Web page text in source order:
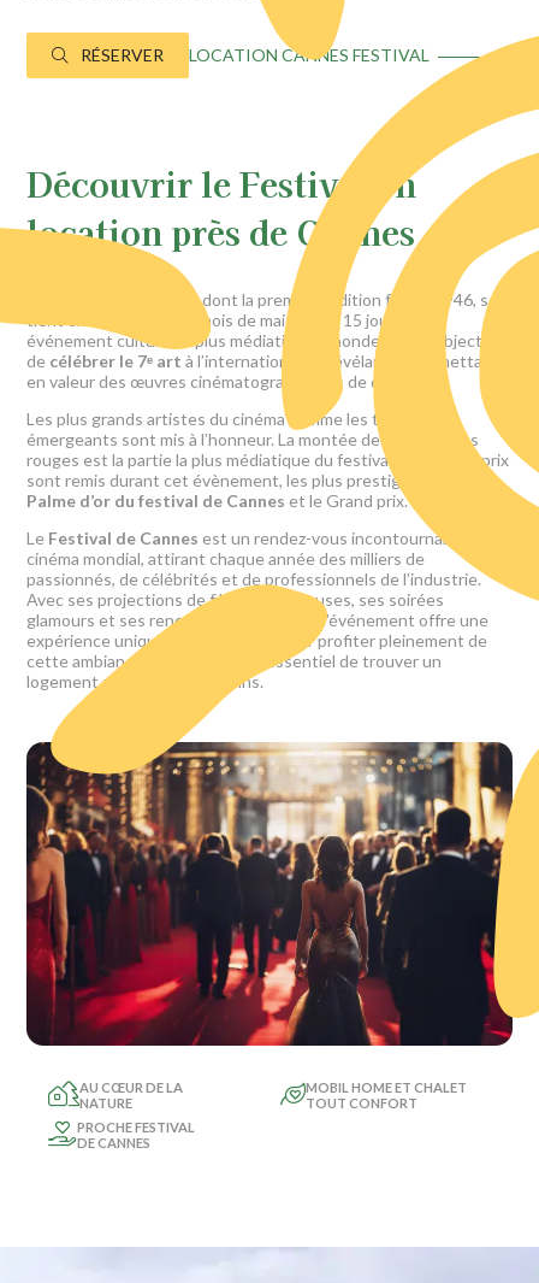
RÉSERVER LOCATION CANNES FESTIVAL
Découvrir le Festival en
location près de Cannes
, dont la première édition fut en 1946, se
tient chaque année au mois de mai durant 15 jours. Cet
événement culturel le plus médiatisé au monde a pour objectif
de célébrer le 7ᵉ artà l’international en révélant et en mettant
en valeur des œuvres cinématographiques de qualité.
Les plus grands artistes du cinéma comme les talents
émergeants sont mis à l’honneur. La montée des 24 marches
rouges est la partie la plus médiatique du festival. Différents prix
sont remis durant cet évènement, les plus prestigieux sont la
Palme d’or du festival de Cannes et le Grand prix.
Le Festival de Cannes est un rendez-vous incontournable du
cinéma mondial, attirant chaque année des milliers de
passionnés, de célébrités et de professionnels de l’industrie.
Avec ses projections de films prestigieuses, ses soirées
glamours et ses rencontres exclusives, l’événement offre une
expérience unique et inoubliable. Pour profiter pleinement de
cette ambiance enivrante, il est essentiel de trouver un
logement adapté à vos besoins.
AU CŒUR DE LA
NATURE
MOBIL HOME ET CHALET
TOUT CONFORT
PROCHE FESTIVAL
DE CANNES